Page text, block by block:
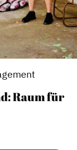
Blog
Raum für